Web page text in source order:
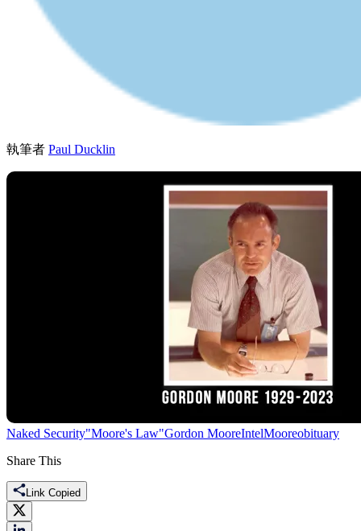
執筆者 Paul Ducklin
Naked Security"Moore's Law"Gordon MooreIntelMooreobituary
Share This
Link Copied